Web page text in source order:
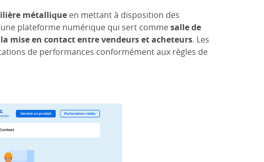
métallique en mettant à disposition des
plateforme numérique qui sert commesalle de
la mise en contact entre vendeurs et acheteurs. Les
de performances conformément aux règles de